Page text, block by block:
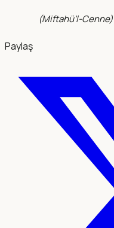
(Miftahü’l-Cenne)
Paylaş